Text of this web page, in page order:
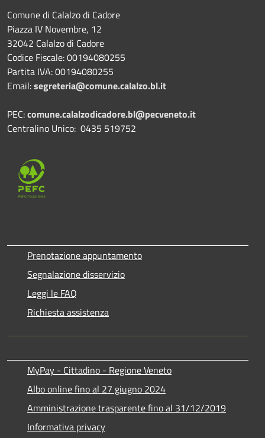
Comune di Calalzo di Cadore
Piazza IV Novembre, 12
32042 Calalzo di Cadore
Codice Fiscale: 00194080255
Partita IVA: 00194080255
Email:segreteria@comune.calalzo.bl.it
PEC:comune.calalzodicadore.bl@pecveneto.it
Centralino Unico: 0435 519752
Prenotazione appuntamento
Segnalazione disservizio
Leggi le FAQ
Richiesta assistenza
MyPay - Cittadino - Regione Veneto
Albo online fino al 27 giugno 2024
Amministrazione trasparente fino al 31/12/2019
Informativa privacy